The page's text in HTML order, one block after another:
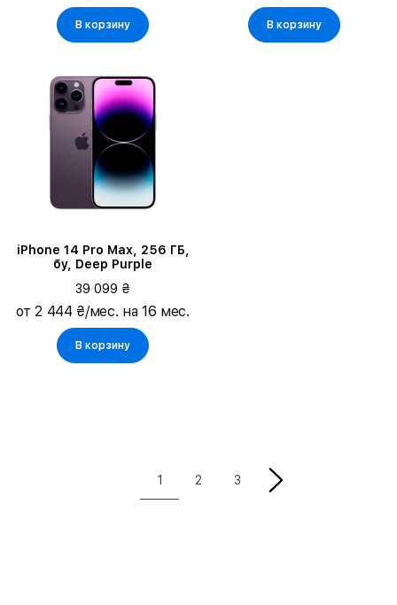
В корзину В корзину
iPhone 14 Pro Max, 256 ГБ,
бу, Deep Purple
39 099 ₴
от 2 444 ₴/мес. на 16 мес.
В корзину
1 2 3